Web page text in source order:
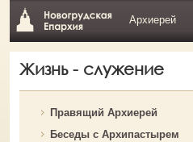
Архиерей
Жизнь - служение
Правящий Архиерей
Беседы с Архипастырем